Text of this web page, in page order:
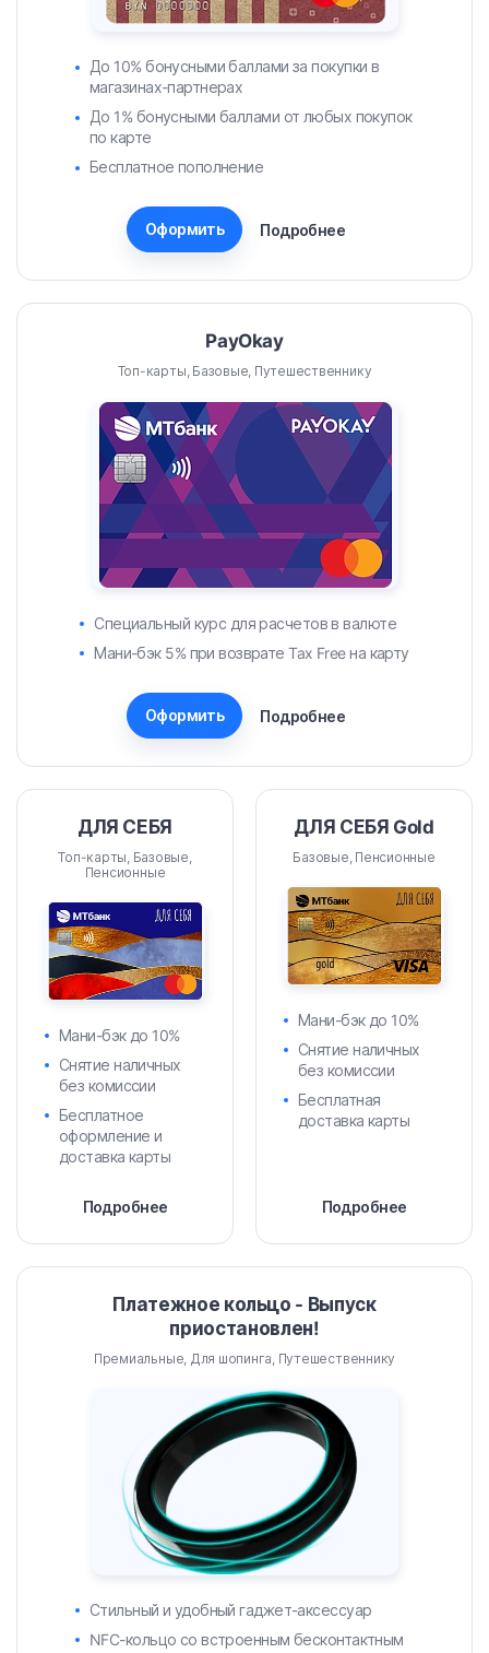
До 10% бонусными баллами за покупки в
магазинах-партнерах
До 1% бонусными баллами от любых покупок
по карте
Бесплатное пополнение
Оформить Подробнее
PayOkay
Топ-карты, Базовые, Путешественнику
Специальный курс для расчетов в валюте
Мани-бэк 5% при возврате Tax Free на карту
Оформить Подробнее
ДЛЯ СЕБЯ
Топ-карты, Базовые,
Пенсионные
Мани-бэк до 10%
Снятие наличных
без комиссии
Бесплатное
оформление и
доставка карты
Подробнее
ДЛЯ СЕБЯ Gold
Базовые, Пенсионные
Мани-бэк до 10%
Снятие наличных
без комиссии
Бесплатная
доставка карты
Подробнее
Платежное кольцо - Выпуск
приостановлен!
Премиальные, Для шопинга, Путешественнику
Стильный и удобный гаджет-аксессуар
NFC-кольцо со встроенным бесконтактным